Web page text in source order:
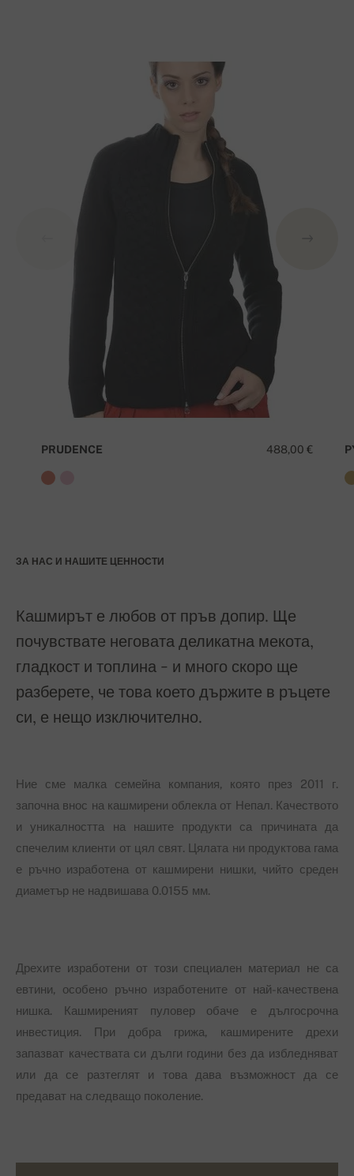
488,00 €
PRUDENCE
ЗА НАС И НАШИТЕ ЦЕННОСТИ
Кашмирът е любов от пръв допир. Ще
почувствате неговата деликатна мекота,
гладкост и топлина - и много скоро ще
разберете, че това което държите в ръцете
си, е нещо изключително.
Ние сме малка семейна компания, която през 2011 г.
започна внос на кашмирени облекла от Непал. Качеството
и уникалността на нашите продукти са причината да
спечелим клиенти от цял свят. Цялата ни продуктова гама
е ръчно изработена от кашмирени нишки, чийто среден
диаметър не надвишава 0.0155 мм.
Дрехите изработени от този специален материал не са
евтини, особено ръчно изработените от най-качествена
нишка. Кашмиреният пуловер обаче е дългосрочна
инвестиция. При добра грижа, кашмирените дрехи
запазват качествата си дълги години без да избледняват
или да се разтеглят и това дава възможност да се
предават на следващо поколение.